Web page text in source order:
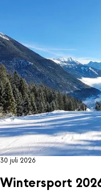
30 juli 2026
Wintersport